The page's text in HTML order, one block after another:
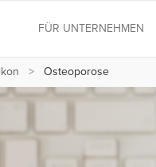
FÜR UNTERNEHMEN
Osteoporose